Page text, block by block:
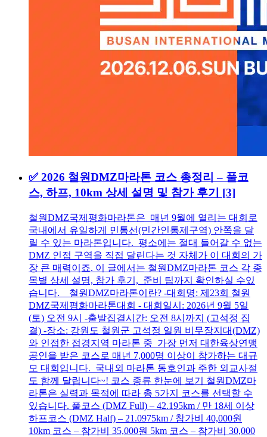
✅ 2026 철원DMZ마라톤 코스 총정리 – 풀코
스, 하프, 10km 상세 설명 및 참가 후기 [3]
철원DMZ국제평화마라톤은 매년 9월에 열리는 대회로
국내에서 유일하게 민통선(민간인통제구역) 안쪽을 달
릴 수 있는 마라톤입니다. 평소에는 절대 들어갈 수 없는
DMZ 인접 구역을 직접 달린다는 것 자체가 이 대회의 가
장 큰 매력이죠. 이 글에서는 철원DMZ마라톤 코스 각 종
목별 상세 설명, 참가 후기, 준비 팁까지 확인하실 수있
습니다. 철원DMZ마라톤이란? -대회명: 제23회 철원
DMZ국제평화마라톤대회 - 대회일시: 2026년 9월 5일
(토) 오전 9시 -출발집결시간: 오전 8시까지 (고석정 집
결) -장소: 강원도 철원군 고석정 일원 비무장지대(DMZ)
와 인접한 접경지역 마라톤 중 가장 먼저 대한육상연맹
공인을 받은 코스로 매년 7,000명 이상이 참가하는 대규
모 대회입니다. 국내외 마라톤 동호인과 주한 외교사절
도 함께 달립니다~! 코스 종류 한눈에 보기 철원DMZ마
라톤은 실력과 목적에 따라 총 5가지 코스를 선택할 수
있습니다. 풀코스 (DMZ Full) – 42.195km / 만 18세 이상
하프코스 (DMZ Half) – 21.0975km / 참가비 40,000원
10km 코스 – 참가비 35,000원 5km 코스 – 참가비 30,000